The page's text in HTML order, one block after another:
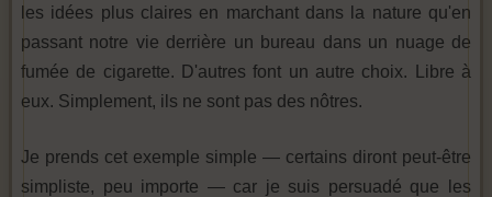
les idées plus claires en marchant dans la nature qu'en
passant notre vie derrière un bureau dans un nuage de
fumée de cigarette. D'autres font un autre choix. Libre à
eux. Simplement, ils ne sont pas des nôtres.
Je prends cet exemple simple — certains diront peut-être
simpliste, peu importe — car je suis persuadé que les